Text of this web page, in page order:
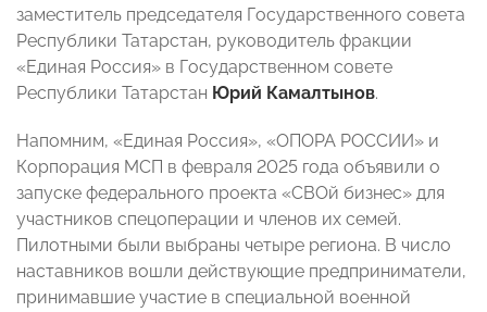
заместитель председателя Государственного совета
Республики Татарстан, руководитель фракции
«Единая Россия» в Государственном совете
Республики Татарстан Юрий Камалтынов.
Напомним, «Единая Россия», «ОПОРА РОССИИ» и
Корпорация МСП в февраля 2025 года объявили о
запуске федерального проекта «СВОй бизнес» для
участников спецоперации и членов их семей.
Пилотными были выбраны четыре региона. В число
наставников вошли действующие предприниматели,
принимавшие участие в специальной военной